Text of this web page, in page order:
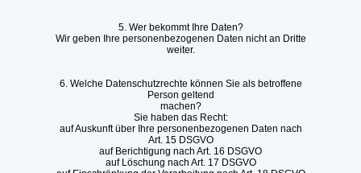
5. Wer bekommt Ihre Daten?
Wir geben Ihre personenbezogenen Daten nicht an Dritte
weiter.
6. Welche Datenschutzrechte können Sie als betroffene
Person geltend
machen?
Sie haben das Recht:
auf Auskunft über Ihre personenbezogenen Daten nach
Art. 15 DSGVO
auf Berichtigung nach Art. 16 DSGVO
auf Löschung nach Art. 17 DSGVO